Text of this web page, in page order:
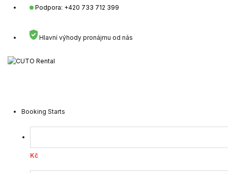
Podpora: +420 733 712 399
Hlavní výhody pronájmu od nás
Booking Starts
Kč